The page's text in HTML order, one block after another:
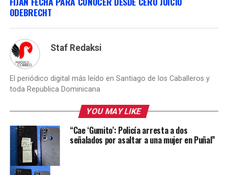
ODEBRECHT
Staf Redaksi
El periódico digital más leído en Santiago de los Caballeros y
toda Republica Dominicana
YOU MAY LIKE
“Cae ‘Gumito’: Policía arresta a dos
señalados por asaltar a una mujer en Puñal”